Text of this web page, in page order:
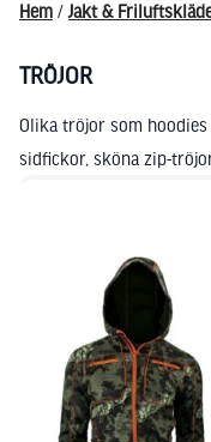
Hem / Jakt &
TRÖJOR
Olika tröjor som
sidfickor, sköna zip-